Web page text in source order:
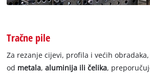
Tračne pile
Za rezanje cijevi, profila i većih
od metala,aluminija ili čelika,